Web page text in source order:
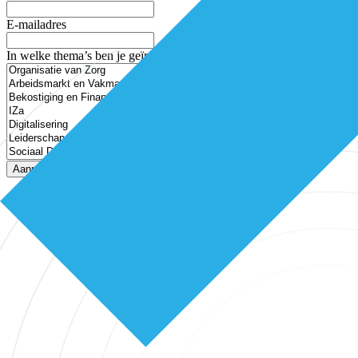
E-mailadres
In welke thema’s ben je geïnteresseerd?
Aanmelden